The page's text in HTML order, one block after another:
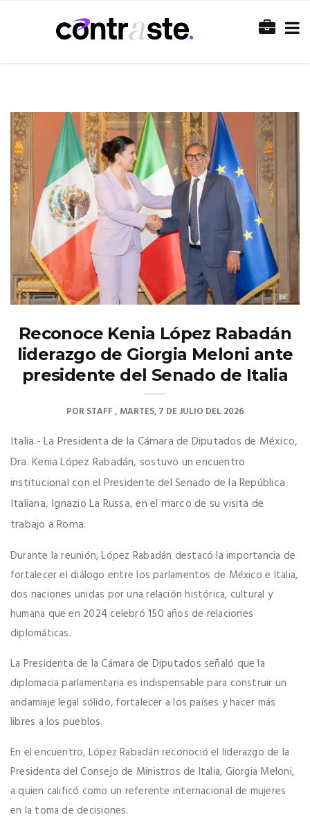
Reconoce Kenia López Rabadán
liderazgo de Giorgia Meloni ante
presidente del Senado de Italia
PORSTAFF MARTES, 7 DE JULIO DEL 2026
Italia.- La Presidenta de la Cámara de Diputados de México,
Dra. Kenia López Rabadán, sostuvo un encuentro
institucional con el Presidente del Senado de la República
Italiana, Ignazio La Russa, en el marco de su visita de
trabajo a Roma.
Durante la reunión, López Rabadán destacó la importancia de
fortalecer el diálogo entre los parlamentos de México e Italia,
dos naciones unidas por una relación histórica, cultural y
humana que en 2024 celebró 150 años de relaciones
diplomáticas.
La Presidenta de la Cámara de Diputados señaló que la
diplomacia parlamentaria es indispensable para construir un
andamiaje legal sólido, fortalecer a los países y hacer más
libres a los pueblos.
En el encuentro, López Rabadán reconoció el liderazgo de la
Presidenta del Consejo de Ministros de Italia, Giorgia Meloni,
a quien calificó como un referente internacional de mujeres
en la toma de decisiones.